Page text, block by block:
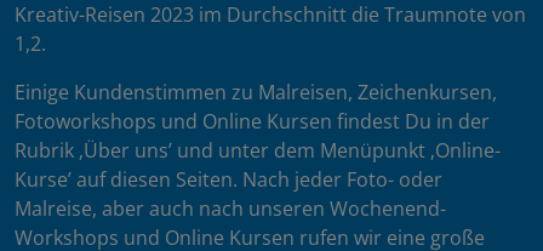
Kreativ-Reisen 2023 im Durchschnitt die Traumnote von
1,2.
Einige Kundenstimmen zu Malreisen, Zeichenkursen,
Fotoworkshops und Online Kursen findest Du in der
Rubrik ‚Über uns’ und unter dem Menüpunkt ‚Online-
Kurse’ auf diesen Seiten. Nach jeder Foto- oder
Malreise, aber auch nach unseren Wochenend-
Workshops und Online Kursen rufen wir eine große